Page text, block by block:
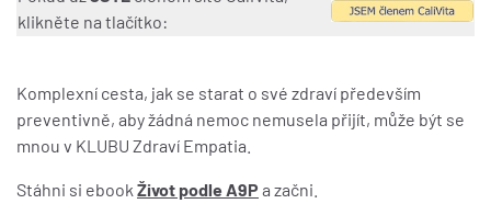
klikněte na tlačítko:
Komplexní cesta, jak se starat o své zdraví především
preventivně, aby žádná nemoc nemusela přijít, může být se
mnou v KLUBU Zdraví Empatia.
Stáhni si ebook Život podle A9P a začni.